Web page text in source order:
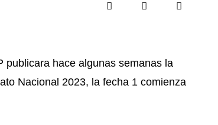
publicara hace algunas semanas la
Nacional 2023, la fecha 1 comienza